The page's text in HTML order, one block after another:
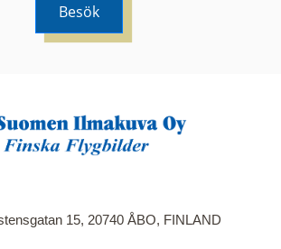
på en serie så öppnas en ny flik.
över bilder med kända
Besök
15, 20740 ÅBO, FINLAND